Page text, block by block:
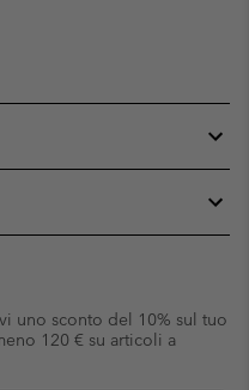
uno sconto del 10% sul tuo
120 € su articoli a